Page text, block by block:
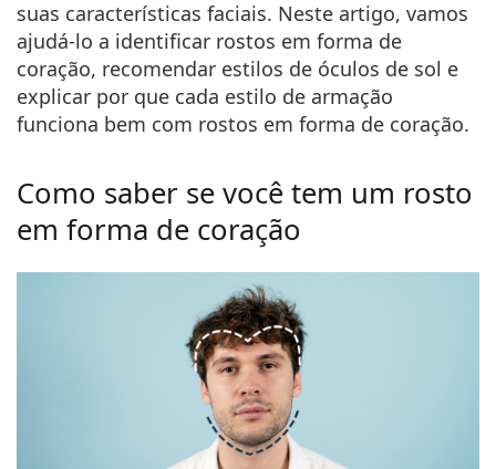
Persol
Prada
Todas as marcas
suas características faciais. Neste artigo, vamos
ajudá-lo a identificar rostos em forma de
coração, recomendar estilos de óculos de sol e
explicar por que cada estilo de armação
funciona bem com rostos em forma de coração.
Como saber se você tem um rosto
em forma de coração